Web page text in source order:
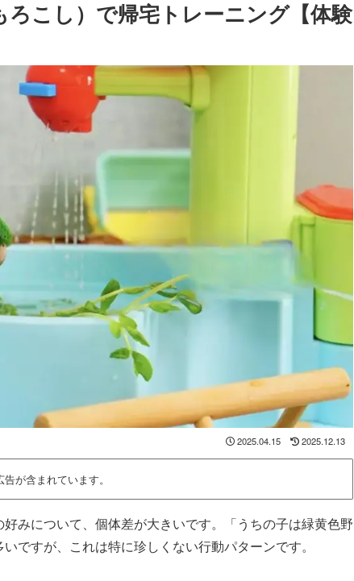
こし）で帰宅トレーニング【体験
2025.04.15 2025.12.13
が含まれています。
みについて、個体差が大きいです。「うちの子は緑黄色野
ですが、これは特に珍しくない行動パターンです。